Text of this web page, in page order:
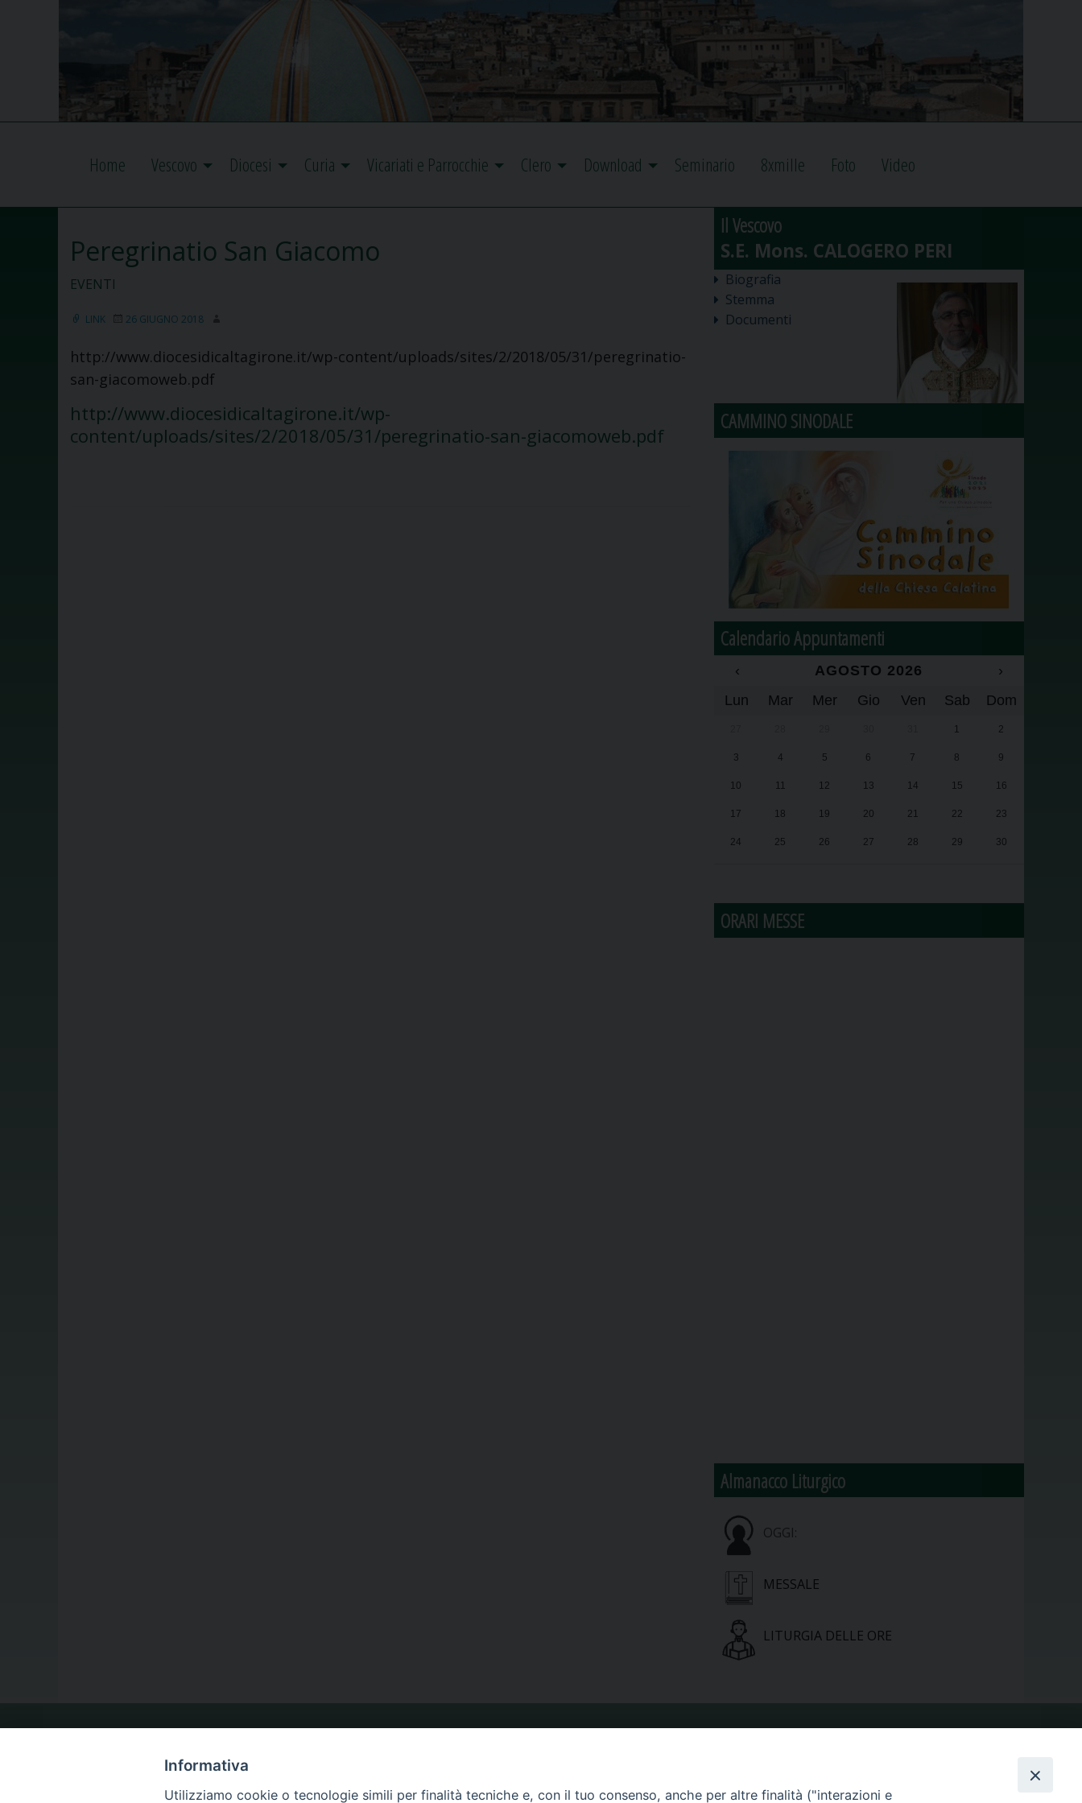
Home Vescovo Diocesi Curia Vicariati e Parrocchie Clero Download Seminario 8xmille Foto Video
Peregrinatio San Giacomo
EVENTI
LINK 26 GIUGNO 2018
http://www.diocesidicaltagirone.it/wp-content/uploads/sites/2/2018/05/31/peregrinatio-
san-giacomoweb.pdf
http://www.diocesidicaltagirone.it/wp-
content/uploads/sites/2/2018/05/31/peregrinatio-san-giacomoweb.pdf
Il Vescovo
Biografia
Stemma
Documenti
CAMMINO SINODALE
Calendario Appuntamenti
‹ AGOSTO 2026
›
Lun
Mar Mer Gio Ven Sab Dom
1 2
3 4 5 6 7 8 9
10 11 12 13 14 15 16
17 18 19 20 21 22 23
24 25 26 27 28 29 30
ORARI MESSE
Almanacco Liturgico
OGGI:
MESSALE
LITURGIA DELLE ORE
LA NOSTRA DIOCESI
Informativa
Utilizziamo cookie o tecnologie simili per finalità tecniche e, con il tuo consenso, anche per altre finalità ("interazioni e